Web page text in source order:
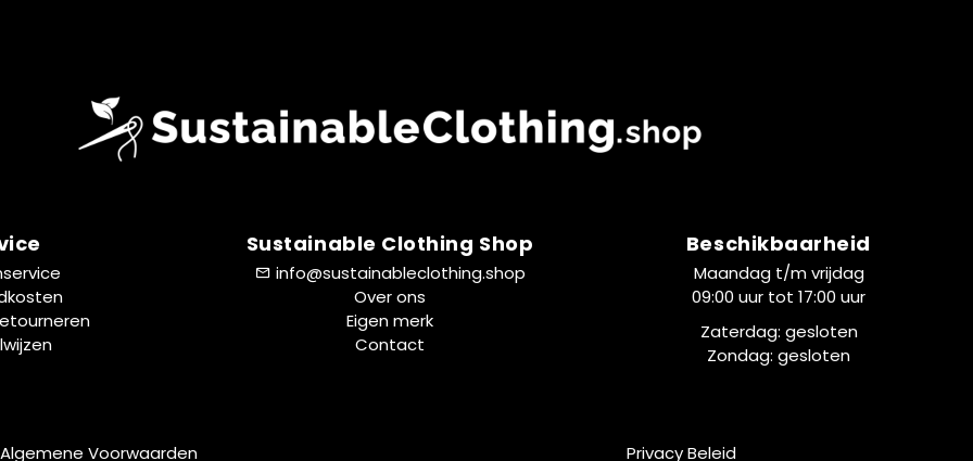
Sustainable Clothing Shop
info@sustainableclothing.shop
Over ons
Eigen merk
Contact
Beschikbaarheid
Maandag t/m vrijdag
09:00 uur tot 17:00 uur
Zaterdag: gesloten
Zondag: gesloten
Algemene Voorwaarden Privacy Beleid